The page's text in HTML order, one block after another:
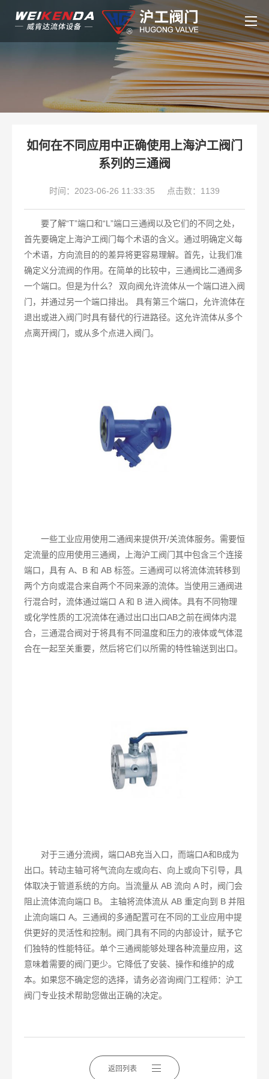
如何在不同应用中正确使用上海沪工阀门
系列的三通阀
时间：2023-06-26 11:33:35 点击数：1139
要了解“T”端口和“L”端口三通阀以及它们的不同之处，
首先要确定上海沪工阀门每个术语的含义。通过明确定义每
个术语，方向流目的的差异将更容易理解。首先，让我们准
确定义分流阀的作用。在简单的比较中，三通阀比二通阀多
一个端口。但是为什么？ 双向阀允许流体从一个端口进入阀
门，并通过另一个端口排出。 具有第三个端口，允许流体在
退出或进入阀门时具有替代的行进路径。这允许流体从多个
点离开阀门，或从多个点进入阀门。
一些工业应用使用二通阀来提供开/关流体服务。需要恒
定流量的应用使用三通阀，上海沪工阀门其中包含三个连接
端口，具有 A、B 和 AB 标签。三通阀可以将流体流转移到
两个方向或混合来自两个不同来源的流体。当使用三通阀进
行混合时，流体通过端口 A 和 B 进入阀体。具有不同物理
或化学性质的工况流体在通过出口出口AB之前在阀体内混
合，三通混合阀对于将具有不同温度和压力的液体或气体混
合在一起至关重要，然后将它们以所需的特性输送到出口。
对于三通分流阀，端口AB充当入口，而端口A和B成为
出口。转动主轴可将气流向左或向右、向上或向下引导，具
体取决于管道系统的方向。当流量从 AB 流向 A 时，阀门会
阻止流体流向端口 B。 主轴将流体流从 AB 重定向到 B 并阻
止流向端口 A。三通阀的多通配置可在不同的工业应用中提
供更好的灵活性和控制。阀门具有不同的内部设计，赋予它
们独特的性能特征。单个三通阀能够处理各种流量应用，这
意味着需要的阀门更少。它降低了安装、操作和维护的成
本。如果您不确定您的选择，请务必咨询阀门工程师：沪工
阀门专业技术帮助您做出正确的决定。
返回列表